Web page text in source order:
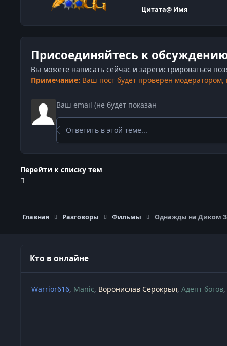
Цитата@ Имя
Присоединяйтесь к
Вы можете написать сейчас и зарегистрироваться
Примечание: Ваш пост будет проверен
Ответить в этой теме...
Перейти к списку тем
Главная Разговоры Фильмы Однажды на Диком
Кто в онлайне
Warrior616 Manic Воронислав Серокрыл Адепт богов